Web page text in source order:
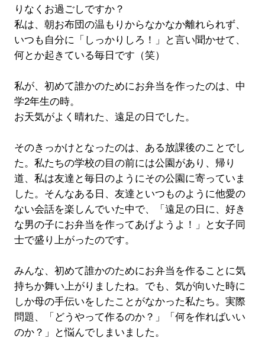
りなくお過ごしですか？
私は、朝お布団の温もりからなかなか離れられず、
いつも自分に「しっかりしろ！」と言い聞かせて、
何とか起きている毎日です（笑）
私が、初めて誰かのためにお弁当を作ったのは、中
学2年生の時。
お天気がよく晴れた、遠足の日でした。
そのきっかけとなったのは、ある放課後のことでし
た。私たちの学校の目の前には公園があり、帰り
道、私は友達と毎日のようにその公園に寄っていま
した。そんなある日、友達といつものように他愛の
ない会話を楽しんでいた中で、「遠足の日に、好き
な男の子にお弁当を作ってあげようよ！」と女子同
士で盛り上がったのです。
みんな、初めて誰かのためにお弁当を作ることに気
持ちか舞い上がりましたね。でも、気が向いた時に
しか母の手伝いをしたことがなかった私たち。実際
問題、「どうやって作るのか？」「何を作ればいい
のか？」と悩んでしまいました。